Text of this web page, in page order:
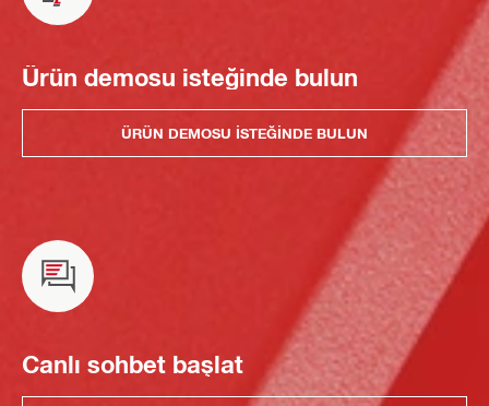
Ürün demosu isteğinde bulun
ÜRÜN DEMOSU ISTEĞINDE BULUN
Canlı sohbet başlat